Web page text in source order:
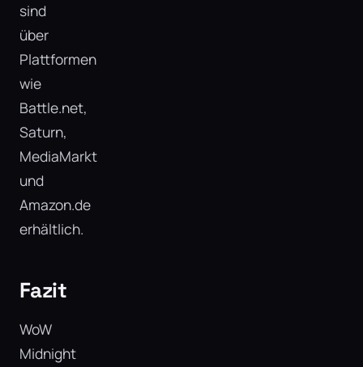
sind
über
Plattformen
wie
Battle.net,
Saturn,
MediaMarkt
und
Amazon.de
erhältlich.
Fazit
WoW
Midnight